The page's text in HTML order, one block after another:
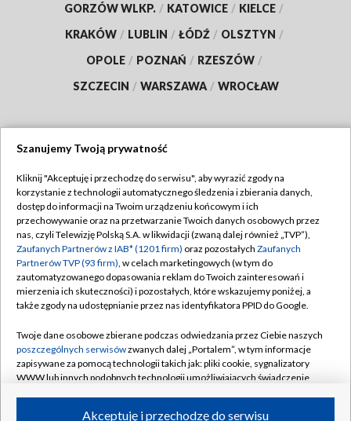
GORZÓW WLKP. / KATOWICE / KIELCE /
KRAKÓW / LUBLIN / ŁÓDŹ / OLSZTYN /
OPOLE / POZNAŃ / RZESZÓW /
SZCZECIN / WARSZAWA / WROCŁAW
TVP
Abonament TVP
Emisja w TVP
Centrum informacji TVP
Naziemna Telewizja Cyfrowa
Rada Programowa
System NOS
Informacje o nadawcy
Regulamin TVP
Polityka prywatności
Moje zgody
Pomoc
Kontakt
Kanały
Szanujemy Twoją prywatność
Kliknij "Akceptuję i przechodzę do serwisu", aby wyrazić zgody na
korzystanie z technologii automatycznego śledzenia i zbierania danych,
dostęp do informacji na Twoim urządzeniu końcowym i ich
przechowywanie oraz na przetwarzanie Twoich danych osobowych przez
nas, czyli Telewizję Polską S.A. w likwidacji (zwaną dalej również „TVP”),
Zaufanych Partnerów z IAB* (1201 firm) oraz pozostałych Zaufanych
Partnerów TVP (93 firm), w celach marketingowych (w tym do
zautomatyzowanego dopasowania reklam do Twoich zainteresowań i
mierzenia ich skuteczności) i pozostałych, które wskazujemy poniżej, a
także zgody na udostępnianie przez nas identyfikatora PPID do Google.
Twoje dane osobowe zbierane podczas odwiedzania przez Ciebie naszych
poszczególnych serwisówzwanych dalej „Portalem”, w tym informacje
zapisywane za pomocą technologii takich jak: pliki cookie, sygnalizatory
WWW lub innych podobnych technologii umożliwiających świadczenie
Akceptuję i przechodzę do serwisu